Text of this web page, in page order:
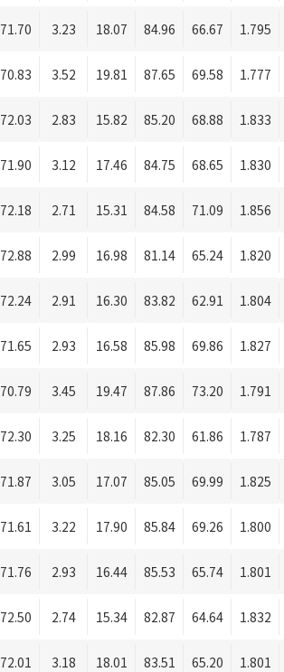
71.70 3.23 18.07 84.96 66.67 1.795
70.83 3.52 19.81 87.65 69.58 1.777
72.03 2.83 15.82 85.20 68.88 1.833
71.90 3.12 17.46 84.75 68.65 1.830
72.18 2.71 15.31 84.58 71.09 1.856
72.88 2.99 16.98 81.14 65.24 1.820
72.24 2.91 16.30 83.82 62.91 1.804
71.65 2.93 16.58 85.98 69.86 1.827
70.79 3.45 19.47 87.86 73.20 1.791
72.30 3.25 18.16 82.30 61.86 1.787
71.87 3.05 17.07 85.05 69.99 1.825
71.61 3.22 17.90 85.84 69.26 1.800
71.76 2.93 16.44 85.53 65.74 1.801
72.50 2.74 15.34 82.87 64.64 1.832
72.01 3.18 18.01 83.51 65.20 1.801